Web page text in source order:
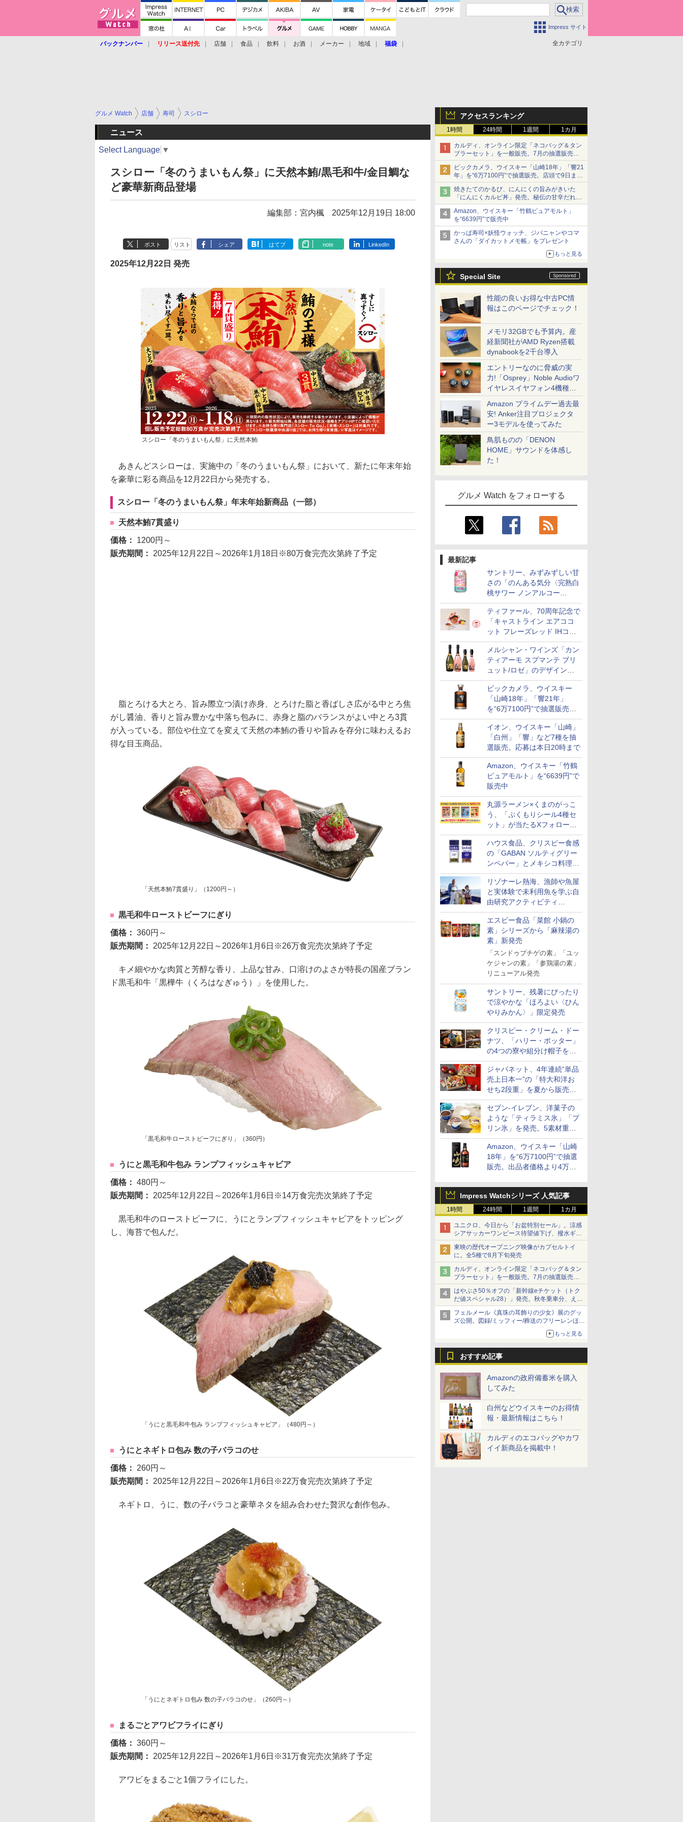
Impress サイト
全カテゴリ
バックナンバー リリース送付先 店舗 食品 飲料 お酒 メーカー 地域 福袋
アクセスランキング
1時間 24時間 1週間 1カ月
カルディ、オンライン限定「ネコバッグ＆タン
ブラーセット」を一般販売。7月の抽選販売の
当選無効分
ビックカメラ、ウイスキー「山崎18年」「響21
年」を“6万7100円”で抽選販売。店頭で9日まで
受付
焼きたてのかるび、にんにくの旨みがきいた
「にんにくカルビ丼」発売。秘伝の甘辛だれを
絡めた「豚カルビ丼」も復活
Amazon、ウイスキー「竹鶴ピュアモルト」
を“6639円”で販売中
かっぱ寿司×妖怪ウォッチ、ジバニャンやコマ
さんの「ダイカットメモ帳」をプレゼント
もっと見る
Special Site
性能の良いお得な中古PC情
報はこのページでチェック！
メモリ32GBでも予算内。産
経新聞社がAMD Ryzen搭載
dynabookを2千台導入
エントリーなのに脅威の実
力!「Osprey」Noble Audioワ
イヤレスイヤフォン4機種を
一気に聴く
Amazon プライムデー過去最
安! Anker注目プロジェクタ
ー3モデルを使ってみた
鳥肌ものの「DENON
HOME」サウンドを体感し
た！
グルメ Watch をフォローする
最新記事
サントリー、みずみずしい甘
さの「のんある気分〈完熟白
桃サワー ノンアルコー
ル〉」限定発売
ティファール、70周年記念で
「キャストライン エアココ
ット フレーズレッド IHココ
ット鍋 24cm」数量限定発売
メルシャン・ワインズ「カン
ティアーモ スプマンテ ブリ
ュット/ロゼ」のデザインを
リニューアル。ハーフボトル
も登場
ビックカメラ、ウイスキー
「山崎18年」「響21年」
を“6万7100円”で抽選販売。
店頭で9日まで受付
イオン、ウイスキー「山崎」
「白州」「響」など7種を抽
選販売。応募は本日20時まで
Amazon、ウイスキー「竹鶴
ピュアモルト」を“6639円”で
販売中
丸源ラーメン×くまのがっこ
う、「ぷくもりシール4種セ
ット」が当たるXフォロー＆
リポストキャンペーン実施
ハウス食品、クリスピー食感
の「GABAN ソルティグリー
ンペパー」とメキシコ料理に
合う「GABAN チポトレペパ
ー」発売
リゾナーレ熱海、漁師や魚屋
と実体験で未利用魚を学ぶ自
由研究アクティビティ
「Fisherman's Academy」を
実施中
エスビー食品「菜館 小鍋の
素」シリーズから「麻辣湯の
素」新発売
「スンドゥブチゲの素」「ユッ
ケジャンの素」「参鶏湯の素」
リニューアル発売
サントリー、残暑にぴったり
で涼やかな「ほろよい〈ひん
やりみかん〉」限定発売
クリスピー・クリーム・ドー
ナツ、「ハリー・ポッター」
の4つの寮や組分け帽子をイ
メージしたドーナツなど発売
ジャパネット、4年連続“単品
売上日本一”の「特大和洋お
せち2段重」を夏から販売。
73品・年越しそば付き
セブン-イレブン、洋菓子の
ような「ティラミス氷」「プ
リン氷」を発売。5素材重ね
と2層仕立ての濃厚な味わい
Amazon、ウイスキー「山崎
18年」を“6万7100円”で抽選
販売。出品者価格より4万
Impress Watchシリーズ 人気記事
1時間 24時間 1週間 1カ月
ユニクロ、今日から「お盆特別セール」。涼感
シアサッカーワンピース待望値下げ、撥水ギア
ショーツは1990円に
東映の歴代オープニング映像がカプセルトイ
に。全5種で8月下旬発売
カルディ、オンライン限定「ネコバッグ＆タン
ブラーセット」を一般販売。7月の抽選販売の
当選無効分
はやぶさ50％オフの「新幹線eチケット（トク
だ値スペシャル28）」発売。秋冬乗車分、えき
ねっと限定
フェルメール《真珠の耳飾りの少女》展のグッ
ズ公開。図録/ミッフィー/葬送のフリーレンほ
もっと見る
おすすめ記事
Amazonの政府備蓄米を購入
してみた
白州などウイスキーのお得情
報・最新情報はこちら！
カルディのエコバッグやカワ
イイ新商品を掲載中！
グルメ Watch 店舗 寿司 スシロー
ニュース
Select Language ▼
スシロー「冬のうまいもん祭」に天然本鮪/黒毛和牛/金目鯛な
ど豪華新商品登場
編集部：宮内楓 2025年12月19日 18:00
ポスト リスト シェア はてブ note LinkedIn
2025年12月22日 発売
スシロー「冬のうまいもん祭」に天然本鮪
あきんどスシローは、実施中の「冬のうまいもん祭」において、新たに年末年始
を豪華に彩る商品を12月22日から発売する。
スシロー「冬のうまいもん祭」年末年始新商品（一部）
天然本鮪7貫盛り
価格： 1200円～
販売期間： 2025年12月22日～2026年1月18日※80万食完売次第終了予定
脂とろける大とろ、旨み際立つ漬け赤身、とろけた脂と香ばしさ広がる中とろ焦
がし醤油、香りと旨み豊かな中落ち包みに、赤身と脂のバランスがよい中とろ3貫
が入っている。部位や仕立てを変えて天然の本鮪の香りや旨みを存分に味わえるお
得な目玉商品。
「天然本鮪7貫盛り」（1200円～）
黒毛和牛ローストビーフにぎり
価格： 360円～
販売期間： 2025年12月22日～2026年1月6日※26万食完売次第終了予定
キメ細やかな肉質と芳醇な香り、上品な甘み、口溶けのよさが特長の国産ブラン
ド黒毛和牛「黒樺牛（くろはなぎゅう）」を使用した。
「黒毛和牛ローストビーフにぎり」（360円）
うにと黒毛和牛包み ランプフィッシュキャビア
価格： 480円～
販売期間： 2025年12月22日～2026年1月6日※14万食完売次第終了予定
黒毛和牛のローストビーフに、うにとランプフィッシュキャビアをトッピング
し、海苔で包んだ。
「うにと黒毛和牛包み ランプフィッシュキャビア」（480円～）
うにとネギトロ包み 数の子バラコのせ
価格： 260円～
販売期間： 2025年12月22日～2026年1月6日※22万食完売次第終了予定
ネギトロ、うに、数の子バラコと豪華ネタを組み合わせた贅沢な創作包み。
「うにとネギトロ包み 数の子バラコのせ」（260円～）
まるごとアワビフライにぎり
価格： 360円～
販売期間： 2025年12月22日～2026年1月6日※31万食完売次第終了予定
アワビをまるごと1個フライにした。